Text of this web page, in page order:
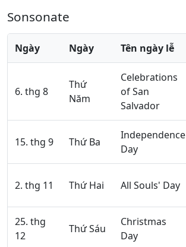
Sonsonate
Ngày Ngày Tên ngày lễ
6. thg 8
Thứ
Năm
Celebrations
of San
Salvador
15. thg 9 Thứ Ba
Independence
Day
2. thg 11 Thứ Hai All Souls' Day
25. thg
12
Thứ Sáu
Christmas
Day